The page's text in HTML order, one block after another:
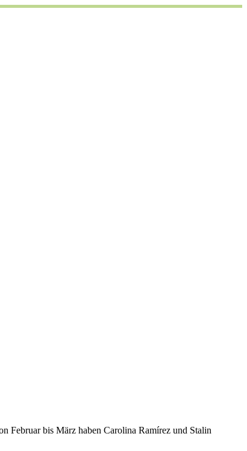
Februar bis März haben Carolina Ramírez und Stalin